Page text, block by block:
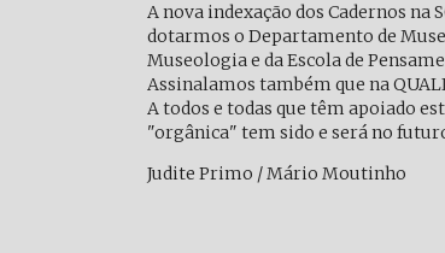
A nova indexação dos Cadernos
dotarmos o Departamento de
Museologia e da Escola de
Assinalamos também que na
A todos e todas que têm apoiado
"orgânica" tem sido e será no
Judite Primo / Mário Moutinho